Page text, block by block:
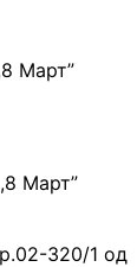
Март”
Март”
320/1 од